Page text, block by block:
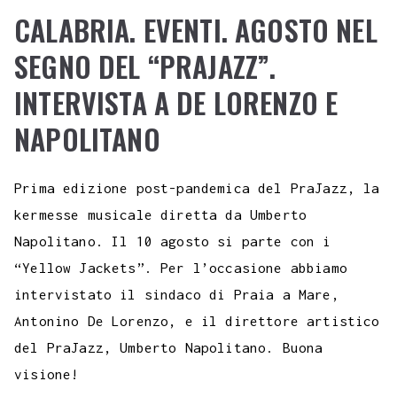
CALABRIA. EVENTI. AGOSTO NEL
SEGNO DEL “PRAJAZZ”.
INTERVISTA A DE LORENZO E
NAPOLITANO
Prima edizione post-pandemica del PraJazz, la
kermesse musicale diretta da Umberto
Napolitano. Il 10 agosto si parte con i
“Yellow Jackets”. Per l’occasione abbiamo
intervistato il sindaco di Praia a Mare,
Antonino De Lorenzo, e il direttore artistico
del PraJazz, Umberto Napolitano. Buona
visione!